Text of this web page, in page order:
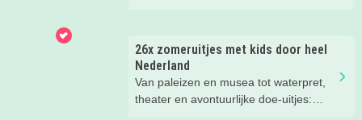
Fijne vakantie!
26x zomeruitjes met kids door heel
Nederland
Van paleizen en musea tot waterpret,
theater en avontuurlijke doe-uitjes: